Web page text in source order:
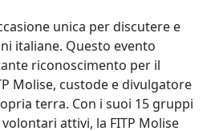
unica per discutere e
italiane. Questo evento
riconoscimento per il
Molise, custode e divulgatore
terra. Con i suoi 15 gruppi
attivi, la FITP Molise